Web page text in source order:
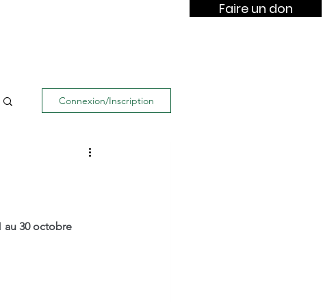
Faire un don
Connexion/Inscription
au 30 octobre